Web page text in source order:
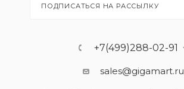
ПОДПИСАТЬСЯ НА РАССЫЛКУ
+7(499)288-02-91
sales@gigamart.ru